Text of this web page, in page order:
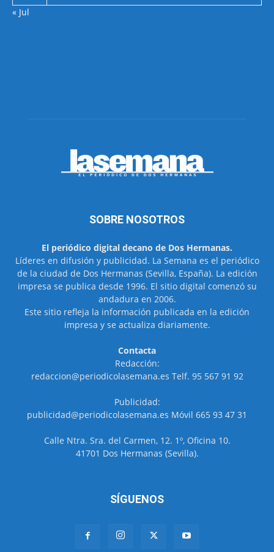
« Jul
SOBRE NOSOTROS
El periódico digital decano de Dos Hermanas.
Líderes en difusión y publicidad. La Semana es el periódico
de la ciudad de Dos Hermanas (Sevilla, España). La edición
impresa se publica desde 1996. El sitio digital comenzó su
andadura en 2006.
Este sitio refleja la información publicada en la edición
impresa y se actualiza diariamente.
Contacta
Redacción:
redaccion@periodicolasemana.es Telf. 95 567 91 92
Publicidad:
publicidad@periodicolasemana.es Móvil 665 93 47 31
Calle Ntra. Sra. del Carmen, 12. 1º, Oficina 10.
41701 Dos Hermanas (Sevilla).
SÍGUENOS